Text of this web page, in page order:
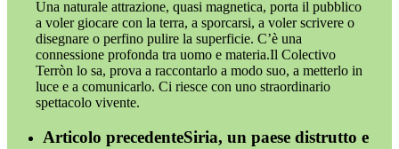
Una naturale attrazione, quasi magnetica, porta il pubblico
a voler giocare con la terra, a sporcarsi, a voler scrivere o
disegnare o perfino pulire la superficie. C’è una
connessione profonda tra uomo e materia.Il Colectivo
Terròn lo sa, prova a raccontarlo a modo suo, a metterlo in
luce e a comunicarlo. Ci riesce con uno straordinario
spettacolo vivente.
Articolo precedenteSiria, un paese distrutto e